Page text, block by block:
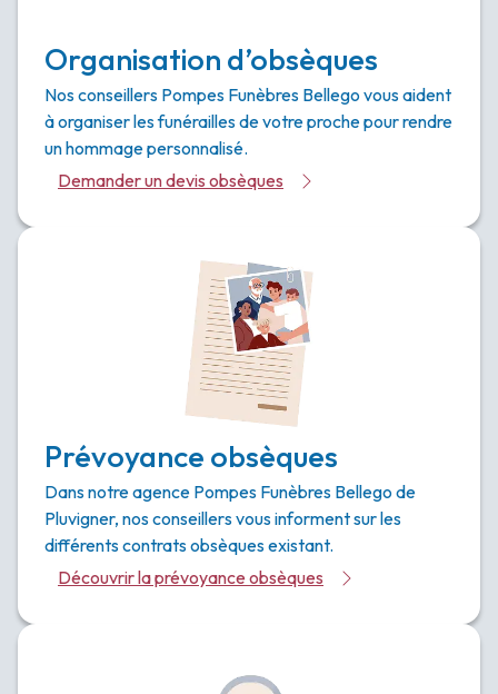
Organisation d’obsèques
Nos conseillers Pompes Funèbres Bellego vous aident
à organiser les funérailles de votre proche pour rendre
un hommage personnalisé.
Demander un devis obsèques
Prévoyance obsèques
Dans notre agence Pompes Funèbres Bellego de
Pluvigner, nos conseillers vous informent sur les
différents contrats obsèques existant.
Découvrir la prévoyance obsèques